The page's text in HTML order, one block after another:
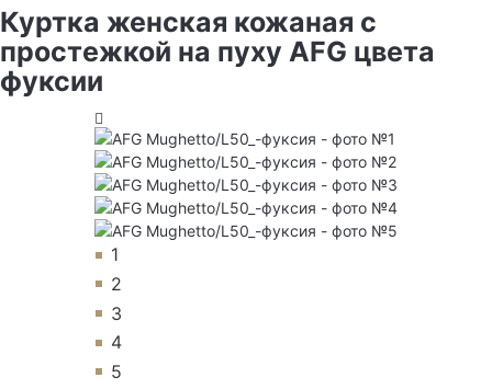
Куртка женская кожаная с
простежкой на пуху AFG цвета
фуксии
1
2
3
4
5